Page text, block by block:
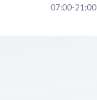
07:00-21:00